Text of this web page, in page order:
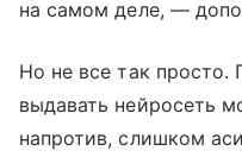
на самом деле, —
Но не все так просто.
выдавать нейросеть
напротив, слишком